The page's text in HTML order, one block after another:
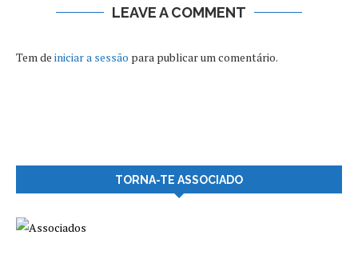
LEAVE A COMMENT
Tem de iniciar a sessão para publicar um comentário.
TORNA-TE ASSOCIADO